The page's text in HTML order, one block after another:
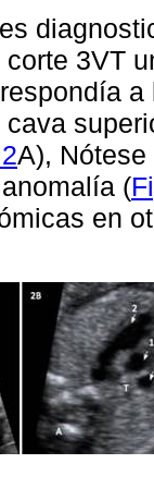
3VT
A),
(
en